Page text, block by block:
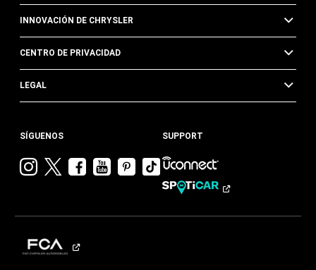
INNOVACIÓN DE CHRYSLER
CENTRO DE PRIVACIDAD
LEGAL
SÍGUENOS
VisitarVisitarVisitar
Chrysler en
Visitar
Chrysler en
Visitar
Chrysler en
Pinterest
Visita
Chrysler
Tik
SUPPORT